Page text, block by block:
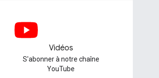
Vidéos
S'abonner à notre chaîne
YouTube